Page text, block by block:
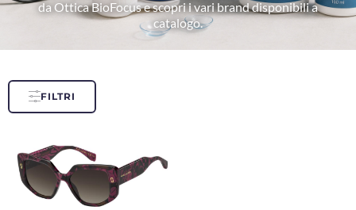
da Ottica BioFocus e scopri i vari brand disponibili a
catalogo.
FILTRI